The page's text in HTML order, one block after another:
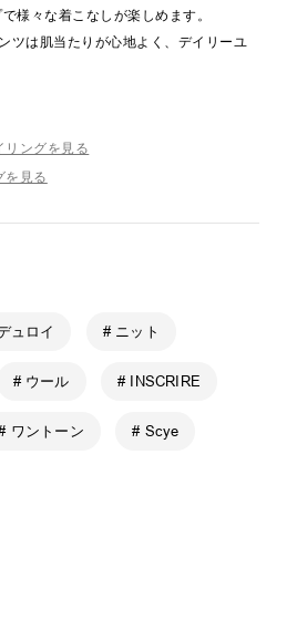
様々な着こなしが楽しめます。
ツは肌当たりが心地よく、デイリーユ
リングを見る
を見る
ュロイ # ニット
# ウール # INSCRIRE
ワントーン # Scye